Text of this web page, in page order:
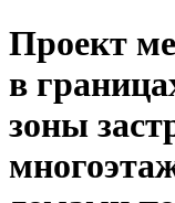
Проект
в
зоны